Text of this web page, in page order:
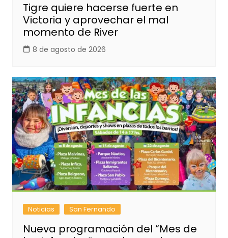
Tigre quiere hacerse fuerte en
Victoria y aprovechar el mal
momento de River
8 de agosto de 2026
Noticias San Fernando
Nueva programación del “Mes de